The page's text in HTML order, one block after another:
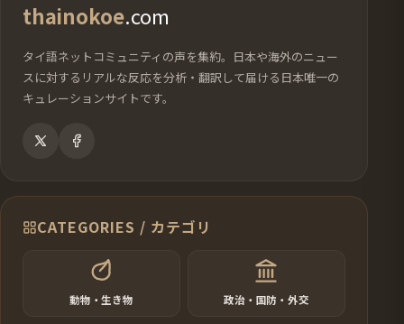
thainokoe.com
タイ語ネットコミュニティの声を集約。日本や海外のニュー
スに対するリアルな反応を分析・翻訳して届ける日本唯一の
キュレーションサイトです。
CATEGORIES / カテゴリ
動物・生き物 政治・国防・外交